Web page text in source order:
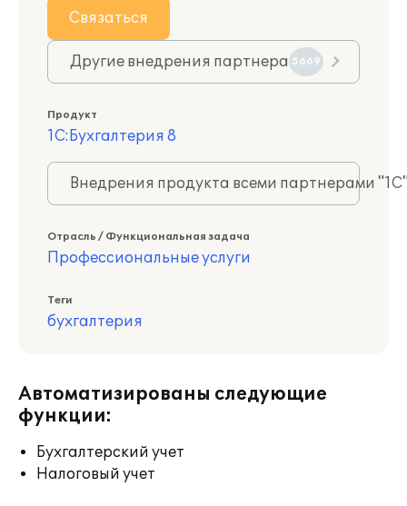
Связаться
Другие внедрения партнера 5669
Продукт
1С:Бухгалтерия 8
Внедрения продукта всеми партнерами
Отрасль / Функциональная задача
Профессиональные услуги
Теги
бухгалтерия
Автоматизированы следующие
функции:
Бухгалтерский учет
Налоговый учет